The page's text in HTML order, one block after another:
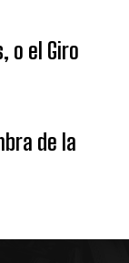
o el Giro
de la